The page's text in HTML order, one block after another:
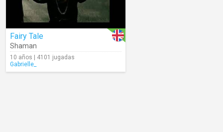
Fairy Tale
Shaman
10 años | 4101 jugadas
Gabrielle_